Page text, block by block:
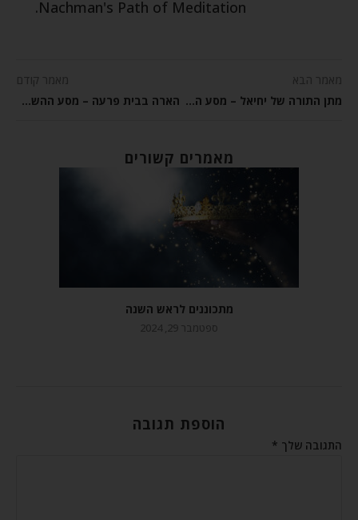
Nachman's Path of Meditation.
מאמר הבא
מתן התורה של יחיאל – מסע ההשגחה של יחיאל
מאמר קודם
הארה בבית פרעה – מסע ההשגחה של יחיאל
מאמרים קשורים
מתכוננים לראש השנה
ספטמבר 29, 2024
הוספת תגובה
התגובה שלך *